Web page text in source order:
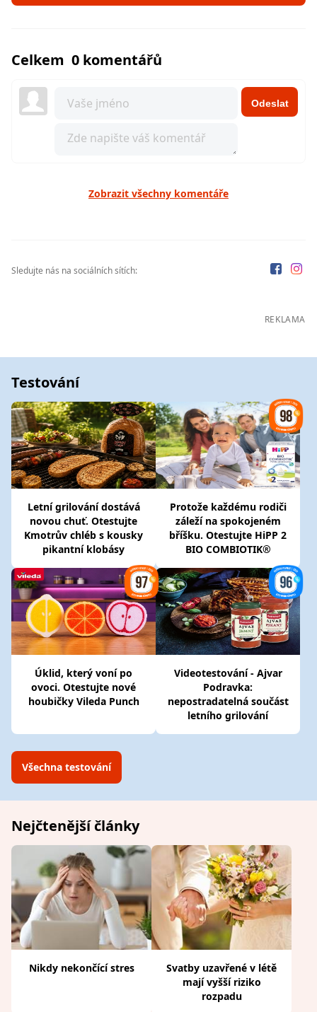
Celkem 0 komentářů
Odeslat
Zobrazit všechny komentáře
Sledujte nás na sociálních sítích:
REKLAMA
Testování
Letní grilování dostává
novou chuť. Otestujte
Kmotrův chléb s kousky
pikantní klobásy
Protože každému rodiči
záleží na spokojeném
bříšku. Otestujte HiPP 2
BIO COMBIOTIK®
Úklid, který voní po
ovoci. Otestujte nové
houbičky Vileda Punch
Videotestování - Ajvar
Podravka:
nepostradatelná součást
letního grilování
Všechna testování
Nejčtenější články
Nikdy nekončící stres
Svatby uzavřené v létě
mají vyšší riziko
rozpadu